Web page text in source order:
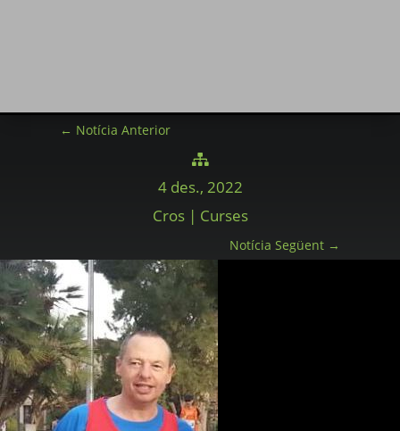
← Notícia Anterior

4 des., 2022
Cros | Curses
Notícia Següent→